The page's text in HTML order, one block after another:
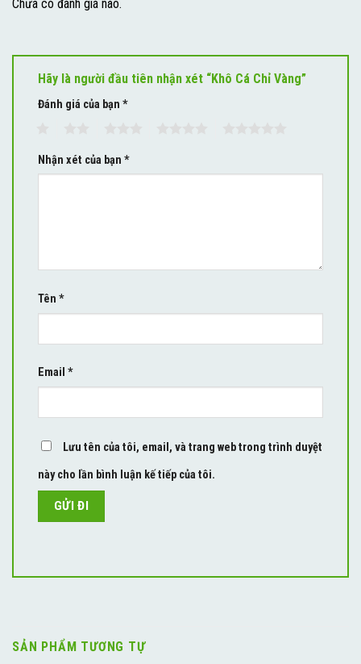
Chưa có đánh giá nào.
Hãy là người đầu tiên nhận xét “Khô Cá Chỉ Vàng”
Đánh giá của bạn *
Nhận xét của bạn *
Tên *
Email *
Lưu tên của tôi, email, và trang web trong trình duyệt
này cho lần bình luận kế tiếp của tôi.
SẢN PHẨM TƯƠNG TỰ